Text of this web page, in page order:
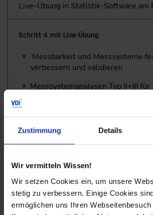
Zustimmung Details
Wir vermitteln Wissen!
Wir setzen Cookies ein, um unsere
stetig zu verbessern. Einige Cookies
ermöglichen uns Ihren Webseitenbesuch
Live-Übung in Statistik-Software am
Schritt 4 mit Live-Übung
Messbarkeit und Messsysteme
verbessern und validieren
Messsystemanalysen Typ II+III für
Live-Übung in Statistik-Software am
Vorhersagemodelle erstellen mit
System Analyser®